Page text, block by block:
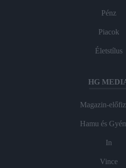
Pénz
Piacok
Életstílus
HG
Magazin-
Hamu és
In
Vince